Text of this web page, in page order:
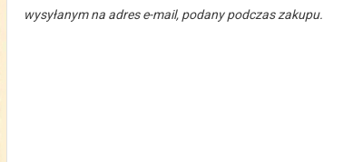
wysyłanym na adres e-mail, podany podczas zakupu.